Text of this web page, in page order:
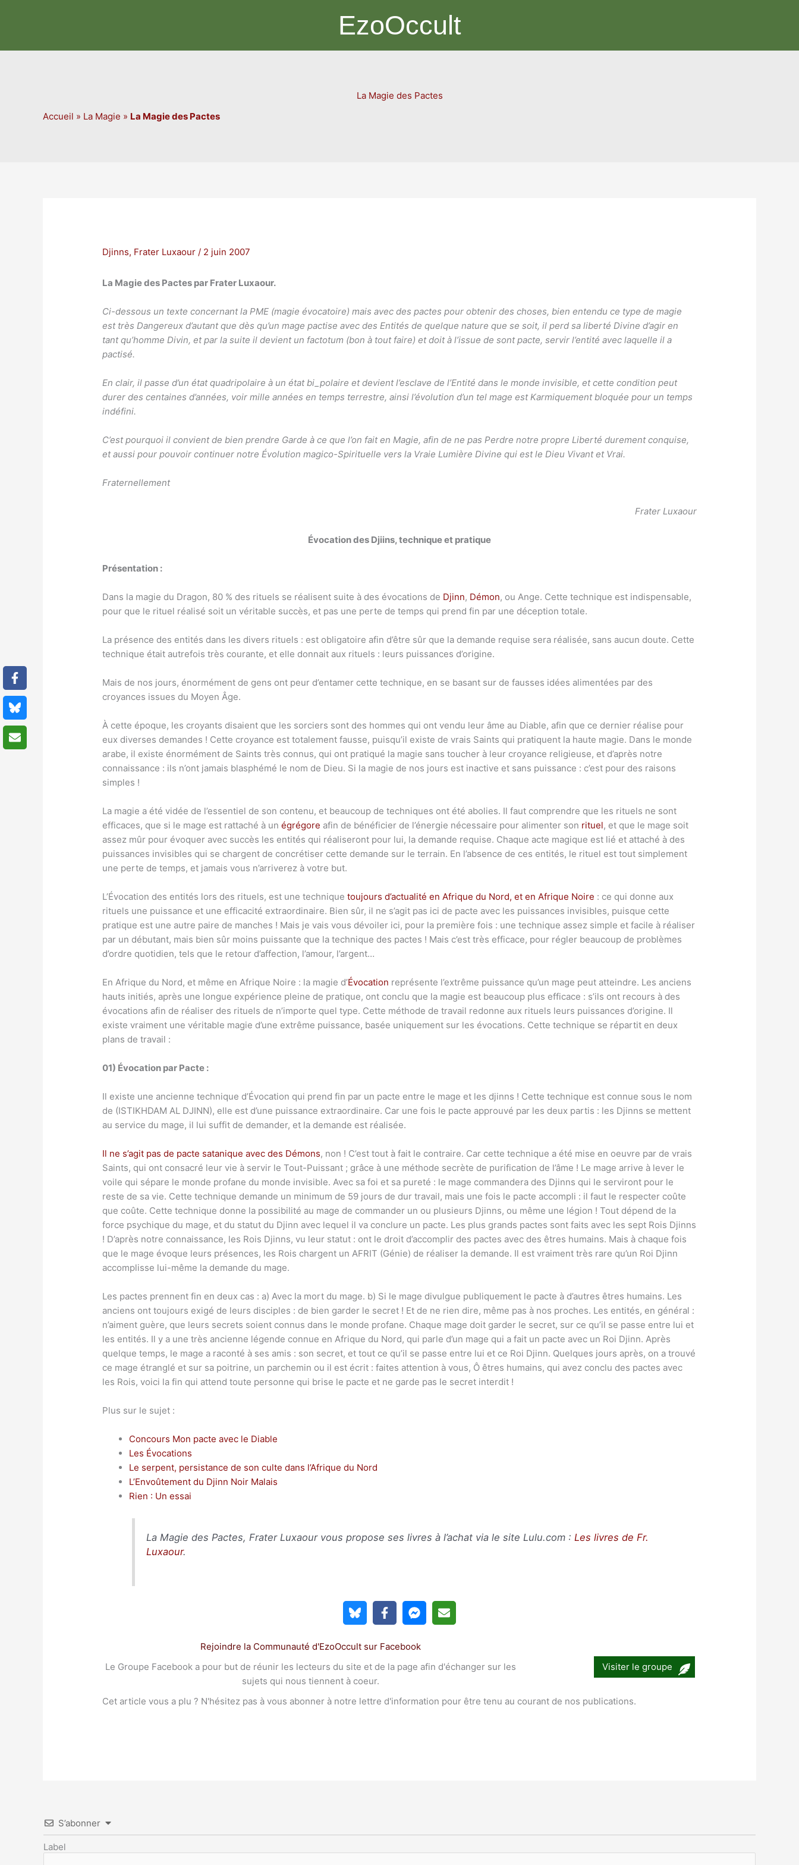
EzoOccult
La Magie des Pactes
Accueil » La Magie » La Magie des Pactes
Djinns, Frater Luxaour / 2 juin 2007
La Magie des Pactes par Frater Luxaour.
Ci-dessous un texte concernant la PME (magie évocatoire) mais avec des pactes pour obtenir des choses, bien entendu ce type de magie
est très Dangereux d’autant que dès qu’un mage pactise avec des Entités de quelque nature que se soit, il perd sa liberté Divine d’agir en
tant qu’homme Divin, et par la suite il devient un factotum (bon à tout faire) et doit à l’issue de sont pacte, servir l’entité avec laquelle il a
pactisé.
En clair, il passe d’un état quadripolaire à un état bi_polaire et devient l’esclave de l’Entité dans le monde invisible, et cette condition peut
durer des centaines d’années, voir mille années en temps terrestre, ainsi l’évolution d’un tel mage est Karmiquement bloquée pour un temps
indéfini.
C’est pourquoi il convient de bien prendre Garde à ce que l’on fait en Magie, afin de ne pas Perdre notre propre Liberté durement conquise,
et aussi pour pouvoir continuer notre Évolution magico-Spirituelle vers la Vraie Lumière Divine qui est le Dieu Vivant et Vrai.
Fraternellement
Frater Luxaour
Évocation des Djiins, technique et pratique
Présentation :
Dans la magie du Dragon, 80 % des rituels se réalisent suite à des évocations de Djinn, Démon, ou Ange. Cette technique est indispensable,
pour que le rituel réalisé soit un véritable succès, et pas une perte de temps qui prend fin par une déception totale.
La présence des entités dans les divers rituels : est obligatoire afin d’être sûr que la demande requise sera réalisée, sans aucun doute. Cette
technique était autrefois très courante, et elle donnait aux rituels : leurs puissances d’origine.
Mais de nos jours, énormément de gens ont peur d’entamer cette technique, en se basant sur de fausses idées alimentées par des
croyances issues du Moyen Âge.
À cette époque, les croyants disaient que les sorciers sont des hommes qui ont vendu leur âme au Diable, afin que ce dernier réalise pour
eux diverses demandes ! Cette croyance est totalement fausse, puisqu’il existe de vrais Saints qui pratiquent la haute magie. Dans le monde
arabe, il existe énormément de Saints très connus, qui ont pratiqué la magie sans toucher à leur croyance religieuse, et d’après notre
connaissance : ils n’ont jamais blasphémé le nom de Dieu. Si la magie de nos jours est inactive et sans puissance : c’est pour des raisons
simples !
La magie a été vidée de l’essentiel de son contenu, et beaucoup de techniques ont été abolies. Il faut comprendre que les rituels ne sont
efficaces, que si le mage est rattaché à unégrégore afin de bénéficier de l’énergie nécessaire pour alimenter son rituel, et que le mage soit
assez mûr pour évoquer avec succès les entités qui réaliseront pour lui, la demande requise. Chaque acte magique est lié et attaché à des
puissances invisibles qui se chargent de concrétiser cette demande sur le terrain. En l’absence de ces entités, le rituel est tout simplement
une perte de temps, et jamais vous n’arriverez à votre but.
L’Évocation des entités lors des rituels, est une techniquetoujours d’actualité en Afrique du Nord, et en Afrique Noire : ce qui donne aux
rituels une puissance et une efficacité extraordinaire. Bien sûr, il ne s’agit pas ici de pacte avec les puissances invisibles, puisque cette
pratique est une autre paire de manches ! Mais je vais vous dévoiler ici, pour la première fois : une technique assez simple et facile à réaliser
par un débutant, mais bien sûr moins puissante que la technique des pactes ! Mais c’est très efficace, pour régler beaucoup de problèmes
d’ordre quotidien, tels que le retour d’affection, l’amour, l’argent…
En Afrique du Nord, et même en Afrique Noire : la magie d’Évocation représente l’extrême puissance qu’un mage peut atteindre. Les anciens
hauts initiés, après une longue expérience pleine de pratique, ont conclu que la magie est beaucoup plus efficace : s’ils ont recours à des
évocations afin de réaliser des rituels de n’importe quel type. Cette méthode de travail redonne aux rituels leurs puissances d’origine. Il
existe vraiment une véritable magie d’une extrême puissance, basée uniquement sur les évocations. Cette technique se répartit en deux
plans de travail :
01) Évocation par Pacte :
Il existe une ancienne technique d’Évocation qui prend fin par un pacte entre le mage et les djinns ! Cette technique est connue sous le nom
de (ISTIKHDAM AL DJINN), elle est d’une puissance extraordinaire. Car une fois le pacte approuvé par les deux partis : les Djinns se mettent
au service du mage, il lui suffit de demander, et la demande est réalisée.
Il ne s’agit pas de pacte satanique avec des Démons, non ! C’est tout à fait le contraire. Car cette technique a été mise en oeuvre par de vrais
Saints, qui ont consacré leur vie à servir le Tout-Puissant ; grâce à une méthode secrète de purification de l’âme ! Le mage arrive à lever le
voile qui sépare le monde profane du monde invisible. Avec sa foi et sa pureté : le mage commandera des Djinns qui le serviront pour le
reste de sa vie. Cette technique demande un minimum de 59 jours de dur travail, mais une fois le pacte accompli : il faut le respecter coûte
que coûte. Cette technique donne la possibilité au mage de commander un ou plusieurs Djinns, ou même une légion ! Tout dépend de la
force psychique du mage, et du statut du Djinn avec lequel il va conclure un pacte. Les plus grands pactes sont faits avec les sept Rois Djinns
! D’après notre connaissance, les Rois Djinns, vu leur statut : ont le droit d’accomplir des pactes avec des êtres humains. Mais à chaque fois
que le mage évoque leurs présences, les Rois chargent un AFRIT (Génie) de réaliser la demande. Il est vraiment très rare qu’un Roi Djinn
accomplisse lui-même la demande du mage.
Les pactes prennent fin en deux cas : a) Avec la mort du mage. b) Si le mage divulgue publiquement le pacte à d’autres êtres humains. Les
anciens ont toujours exigé de leurs disciples : de bien garder le secret ! Et de ne rien dire, même pas à nos proches. Les entités, en général :
n’aiment guère, que leurs secrets soient connus dans le monde profane. Chaque mage doit garder le secret, sur ce qu’il se passe entre lui et
les entités. Il y a une très ancienne légende connue en Afrique du Nord, qui parle d’un mage qui a fait un pacte avec un Roi Djinn. Après
quelque temps, le mage a raconté à ses amis : son secret, et tout ce qu’il se passe entre lui et ce Roi Djinn. Quelques jours après, on a trouvé
ce mage étranglé et sur sa poitrine, un parchemin ou il est écrit : faites attention à vous, Ô êtres humains, qui avez conclu des pactes avec
les Rois, voici la fin qui attend toute personne qui brise le pacte et ne garde pas le secret interdit !
Plus sur le sujet :
Concours Mon pacte avec le Diable
Les Évocations
Le serpent, persistance de son culte dans l’Afrique du Nord
L’Envoûtement du Djinn Noir Malais
Rien : Un essai
La Magie des Pactes, Frater Luxaour vous propose ses livres à l’achat via le siteLulu.com :Les livres de Fr.
Luxaour.
Rejoindre la Communauté d'EzoOccult sur Facebook
Le Groupe Facebook a pour but de réunir les lecteurs du site et de la page afin d'échanger sur les
sujets qui nous tiennent à coeur.
Visiter le groupe
Cet article vous a plu ? N'hésitez pas à vous abonner à notre lettre d'information pour être tenu au courant de nos publications.
S’abonner
Label